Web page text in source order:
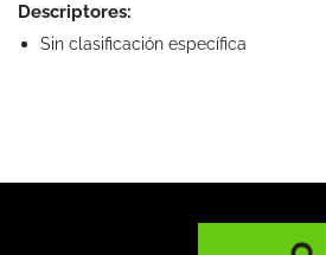
Descriptores:
Sin clasificación específica